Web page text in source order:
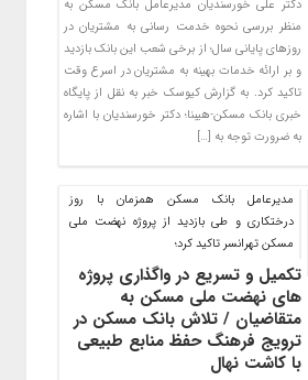
دکتر علی خورسندیان مدیرعامل بانک مسکن به
منظر بررسی نحوه خدمت رسانی به مشتریان در
روزهای پایانی سال؛ از برخی شعب این بانک بازدید
و بر ارائه خدمات بهینه به مشتریان در اسرع وقت
تاکید کرد. به گزارش کیوسک خبر به نقل از پایگاه
خبری بانک مسکن-هیبنا؛ دکتر خورسندیان با اشاره
به ضرورت توجه به […]
مدیرعامل بانک مسکن همزمان با روز
درختکاری و طی بازدید از پروژه نهضت ملی
مسکن تهرانسر تاکید کرد؛
تکمیل و تسریع در واگذاری پروژه
های نهضت ملی مسکن به
متقاضیان / تلاش بانک مسکن در
ترویج فرهنگ حفظ منابع طبیعی
با کاشت نهال